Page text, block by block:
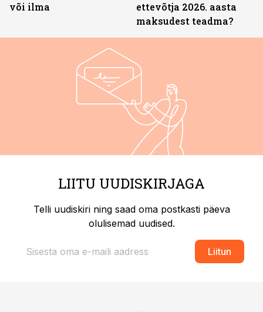
või ilma
ettevõtja 2026. aasta
maksudest teadma?
LIITU UUDISKIRJAGA
Telli uudiskiri ning saad oma postkasti päeva
olulisemad uudised.
Liitun